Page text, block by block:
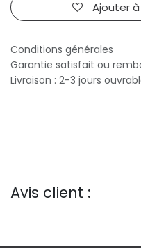
Ajouter
Conditions générales
Garantie satisfait ou
Livraison : 2-3 jours
Avis client :